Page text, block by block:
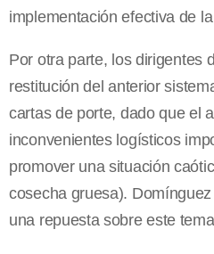
implementación efectiva de
Por otra parte, los dirigentes
restitución del anterior
cartas de porte, dado que el
inconvenientes logísticos
promover una situación
cosecha gruesa).
una repuesta sobre este